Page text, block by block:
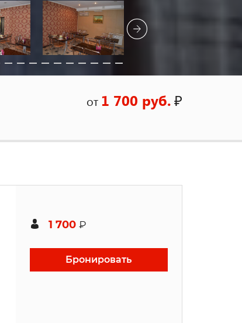
от 1 700 руб.₽
1 700 ₽
Бронировать